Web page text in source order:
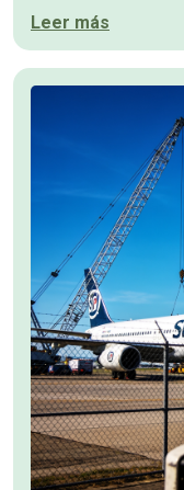
Leer más